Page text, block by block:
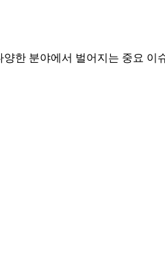
한 분야에서 벌어지는 중요 이